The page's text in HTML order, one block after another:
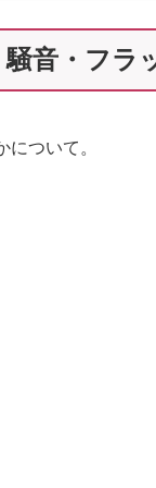
音・フラ
ついて。